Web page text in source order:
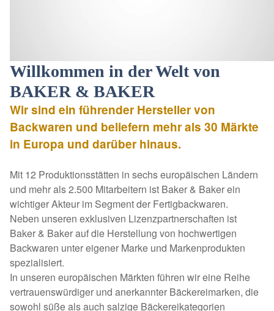
Willkommen in der Welt von
BAKER & BAKER
Wir sind ein führender Hersteller von
Backwaren und beliefern mehr als 30 Märkte
in Europa und darüber hinaus.
Mit 12 Produktionsstätten in sechs europäischen Ländern
und mehr als 2.500 Mitarbeitern ist Baker & Baker ein
wichtiger Akteur im Segment der Fertigbackwaren.
Neben unseren exklusiven Lizenzpartnerschaften ist
Baker & Baker auf die Herstellung von hochwertigen
Backwaren unter eigener Marke und Markenprodukten
spezialisiert.
In unseren europäischen Märkten führen wir eine Reihe
vertrauenswürdiger und anerkannter Bäckereimarken, die
sowohl süße als auch salzige Bäckereikategorien